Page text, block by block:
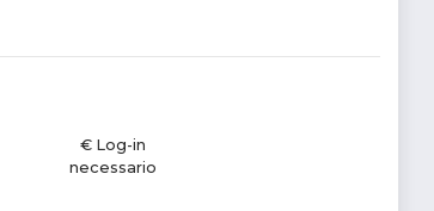
€ Log-in
necessario